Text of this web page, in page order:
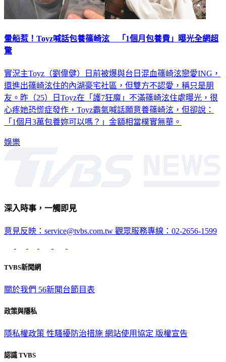
暈船惹！Toyz喊話包養篠崎泫 「1個月包養費」曝光全網超
驚
實況主Toyz（劉偉健）日前被爆與台日混血篠崎泫戀愛ING，
還進出篠崎泫住的內湖豪宅社區，但雙方不認愛，稱只是朋
友。昨（25）日Toyz在「護7狂魔」不滿篠崎泫住處曝光，很
心疼她恐慌症發作，Toyz霸氣喊話願意養篠崎泫，但卻說：
「1個月3萬包養妳可以嗎？」金額相當樸實無華。
娛樂
深入時事，一觸即見
意見反映：service@tvbs.com.tw 觀眾服務專線：02-2656-1599
TVBS新聞網
關於我們 56新聞台節目表
政策與隱私
隱私權政策 性騷擾防治措施 網站使用協定 版權宣告
認識 TVBS